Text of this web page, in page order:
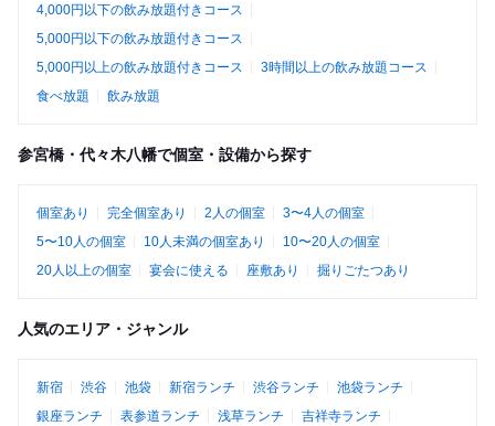
4,000円以下の飲み放題付きコース
5,000円以下の飲み放題付きコース
5,000円以上の飲み放題付きコース
3時間以上の飲み放題コース
食べ放題
飲み放題
参宮橋・代々木八幡で個室・設備から探す
個室あり 完全個室あり 2人の個室
3〜4人の個室
5〜10人の個室
10人未満の個室あり
10〜20人の個室
20人以上の個室
宴会に使える 座敷あり 掘りごたつあり
人気のエリア・ジャンル
新宿 渋谷 池袋 新宿ランチ 渋谷ランチ
池袋ランチ
銀座ランチ
表参道ランチ 浅草ランチ
吉祥寺ランチ